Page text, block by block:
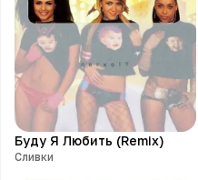
Буду Я Любить (Remix)
Сливки